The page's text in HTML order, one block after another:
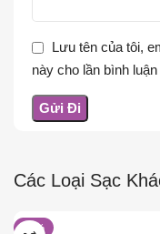
Lưu tên của tôi,
này cho lần bình
Các Loại Sạc
-26%